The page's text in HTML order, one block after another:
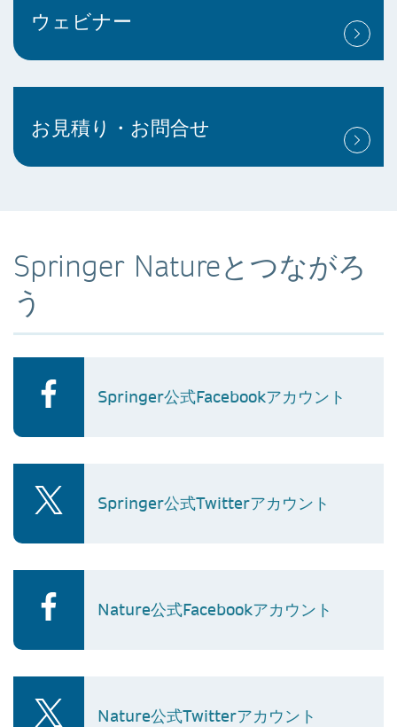
ウェビナー
お見積り・お問合せ
Springer Natureとつながろ
う
Springer公式Facebookアカウント
Springer公式Twitterアカウント
Nature公式Facebookアカウント
Nature公式Twitterアカウント